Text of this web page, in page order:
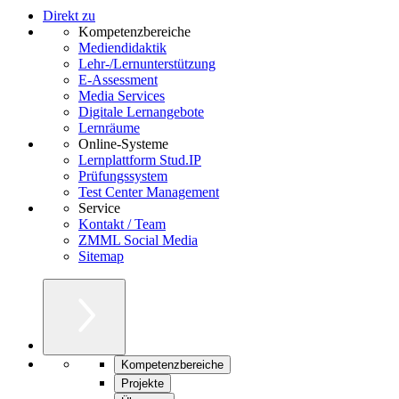
Direkt zu
Kompetenzbereiche
Mediendidaktik
Lehr-/Lernunterstützung
E-Assessment
Media Services
Digitale Lernangebote
Lernräume
Online-Systeme
Lernplattform Stud.IP
Prüfungssystem
Test Center Management
Service
Kontakt / Team
ZMML Social Media
Sitemap
Kompetenzbereiche
Projekte